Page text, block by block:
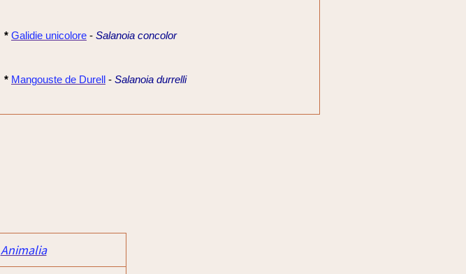
* Galidie unicolore - Salanoia concolor
* Mangouste de Durell - Salanoia durrelli
Animalia